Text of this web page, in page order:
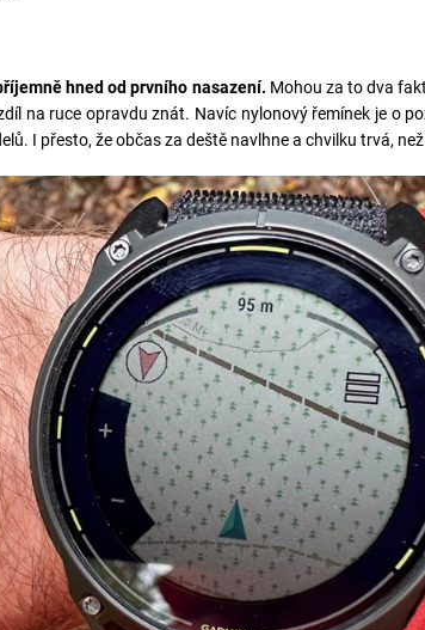
hned od prvního nasazení. Mohou za to dva
na ruce opravdu znát. Navíc nylonový řemínek je o
I přesto, že občas za deště navlhne a chvilku trvá,